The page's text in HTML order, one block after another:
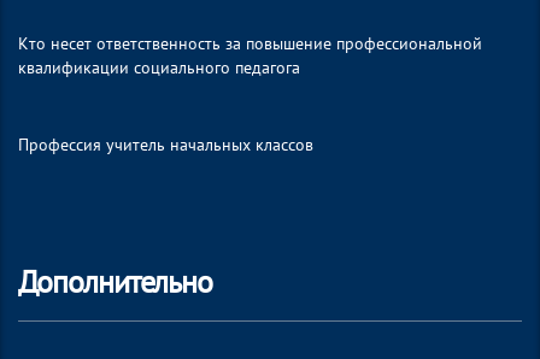
Кто несет ответственность за повышение профессиональной
квалификации социального педагога
Профессия учитель начальных классов
Дополнительно